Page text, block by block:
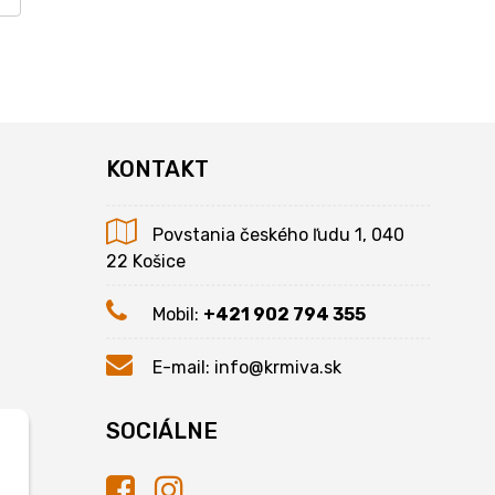
KONTAKT
Povstania českého ľudu 1, 040
22 Košice
Mobil: +421 902 794 355
E-mail: info@krmiva.sk
SOCIÁLNE